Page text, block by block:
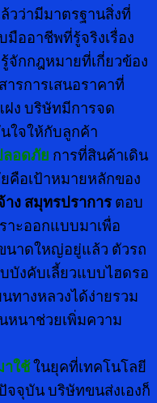
วว่ามีมาตรฐานสิ่งที่
ออาชีพที่รู้จริงเรื่อง
กกฎหมายที่เกี่ยวข้อง
ารการเสนอราคาที่
ง บริษัทมีการจด
ใจให้กับลูกค้า
ลอดภัย การที่สินค้าเดิน
คือเป้าหมายหลักของ
าง สมุทรปราการ ตอบ
าะออกแบบมาเพื่อ
นาดใหญ่อยู่แล้ว ตัวรถ
บังคับเลี้ยวแบบไฮดรอ
ทางหลวงได้ง่ายรวม
นาช่วยเพิ่มความ
าใช้ในยุคที่เทคโนโลยี
จจุบัน บริษัทขนส่งเองก็